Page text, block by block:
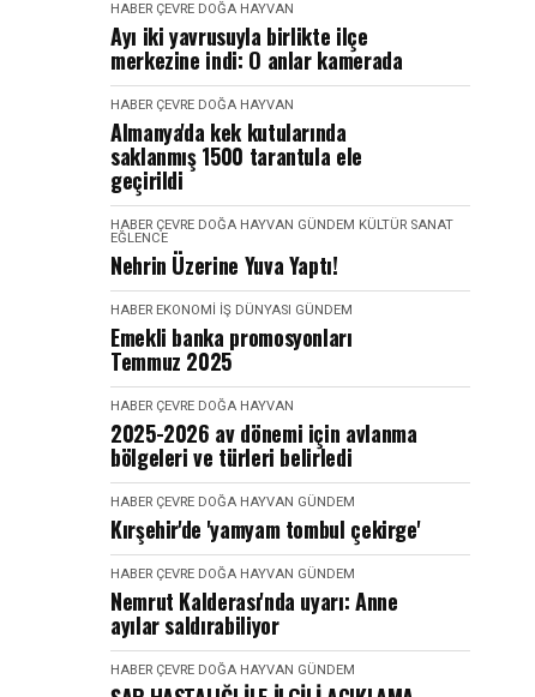
HABER ÇEVRE DOĞA HAYVAN
Ayı iki yavrusuyla birlikte ilçe
merkezine indi: O anlar kamerada
HABER ÇEVRE DOĞA HAYVAN
Almanya'da kek kutularında
saklanmış 1500 tarantula ele
geçirildi
HABER ÇEVRE DOĞA HAYVAN GÜNDEM KÜLTÜR SANAT
EĞLENCE
Nehrin Üzerine Yuva Yaptı!
HABER EKONOMI İŞ DÜNYASI GÜNDEM
Emekli banka promosyonları
Temmuz 2025
HABER ÇEVRE DOĞA HAYVAN
2025-2026 av dönemi için avlanma
bölgeleri ve türleri belirledi
HABER ÇEVRE DOĞA HAYVAN GÜNDEM
Kırşehir'de 'yamyam tombul çekirge'
HABER ÇEVRE DOĞA HAYVAN GÜNDEM
Nemrut Kalderası'nda uyarı: Anne
ayılar saldırabiliyor
HABER ÇEVRE DOĞA HAYVAN GÜNDEM